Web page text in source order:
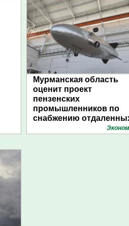
Мурманская область
оценит проект
пензенских
промышленников по
снабжению
поселений с помощью